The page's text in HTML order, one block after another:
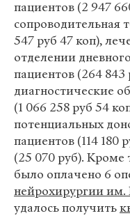
пациентов (2 947
сопроводительная
547 руб 47 коп),
отделении
пациентов (264 843
диагностические
(1 066 258 руб 54
потенциальных
пациентов (114 180
(25 070 руб). Кроме
было оплачено 6
нейрохирургии
удалось получить